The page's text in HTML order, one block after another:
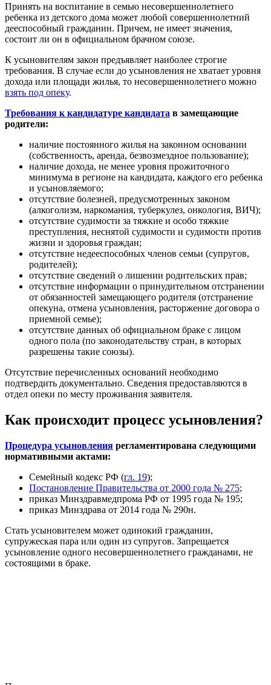
Принять на воспитание в семью несовершеннолетнего
ребенка из детского дома может любой совершеннолетний
дееспособный гражданин. Причем, не имеет значения,
состоит ли он в официальном брачном союзе.
К усыновителям закон предъявляет наиболее строгие
требования. В случае если до усыновления не хватает уровня
дохода или площади жилья, то несовершеннолетнего можно
взять под опеку.
Требования к кандидатуре кандидата в замещающие
родители:
наличие постоянного жилья на законном основании
(собственность, аренда, безвозмездное пользование);
наличие дохода, не менее уровня прожиточного
минимума в регионе на кандидата, каждого его ребенка
и усыновляемого;
отсутствие болезней, предусмотренных законом
(алкоголизм, наркомания, туберкулез, онкология, ВИЧ);
отсутствие судимости за тяжкие и особо тяжкие
преступления, неснятой судимости и судимости против
жизни и здоровья граждан;
отсутствие недееспособных членов семьи (супругов,
родителей);
отсутствие сведений о лишении родительских прав;
отсутствие информации о принудительном отстранении
от обязанностей замещающего родителя (отстранение
опекуна, отмена усыновления, расторжение договора о
приемной семье);
отсутствие данных об официальном браке с лицом
одного пола (по законодательству стран, в которых
разрешены такие союзы).
Отсутствие перечисленных оснований необходимо
подтвердить документально. Сведения предоставляются в
отдел опеки по месту проживания заявителя.
Как происходит процесс усыновления?
Процедура усыновления регламентирована следующими
нормативными актами:
Семейный кодекс РФ (гл. 19);
Постановление Правительства от 2000 года № 275;
приказ Минздравмедпрома РФ от 1995 года № 195;
приказ Минздрава от 2014 года № 290н.
Стать усыновителем может одинокий гражданин,
супружеская пара или один из супругов. Запрещается
усыновление одного несовершеннолетнего гражданами, не
состоящими в браке.